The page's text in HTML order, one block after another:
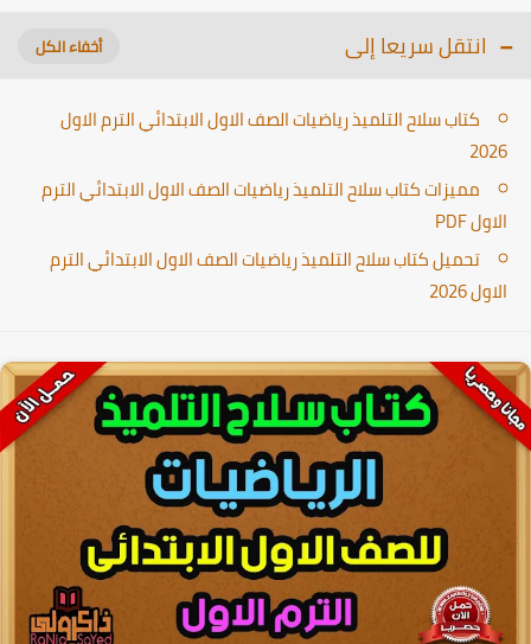
انتقل سريعا إلى
كتاب سلاح التلميذ رياضيات الصف الاول الابتدائي الترم الاول
2026
مميزات كتاب سلاح التلميذ رياضيات الصف الاول الابتدائي الترم
الاول PDF
تحميل كتاب سلاح التلميذ رياضيات الصف الاول الابتدائي الترم
الاول 2026